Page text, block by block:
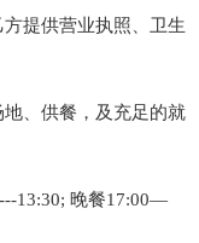
提供营业执照、卫生
、供餐，及充足的就
13:30; 晚餐17:00—